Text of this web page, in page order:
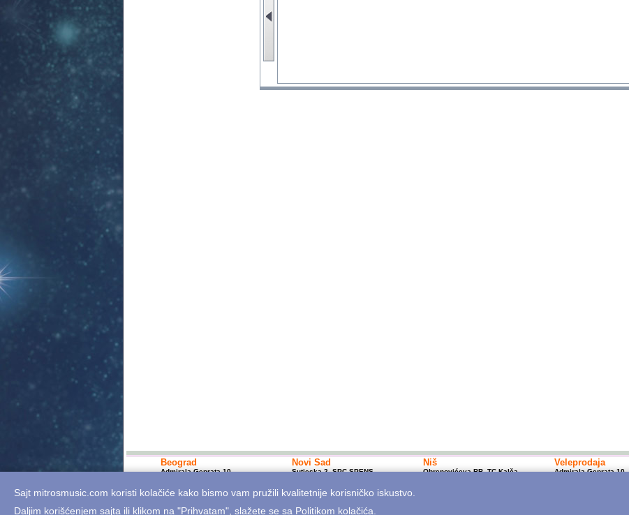
Beograd
Admirala Geprata 10
Novi Sad
Sutjeska 2, SPC SPENS
Niš
Obrenovićeva BB, TC Kalča
Veleprodaja
Admirala Geprata 10,
Sajt mitrosmusic.com koristi kolačiće kako bismo vam pružili kvalitetnije korisničko iskustvo.
Daljim korišćenjem sajta ili klikom na "Prihvatam", slažete se sa Politikom kolačića